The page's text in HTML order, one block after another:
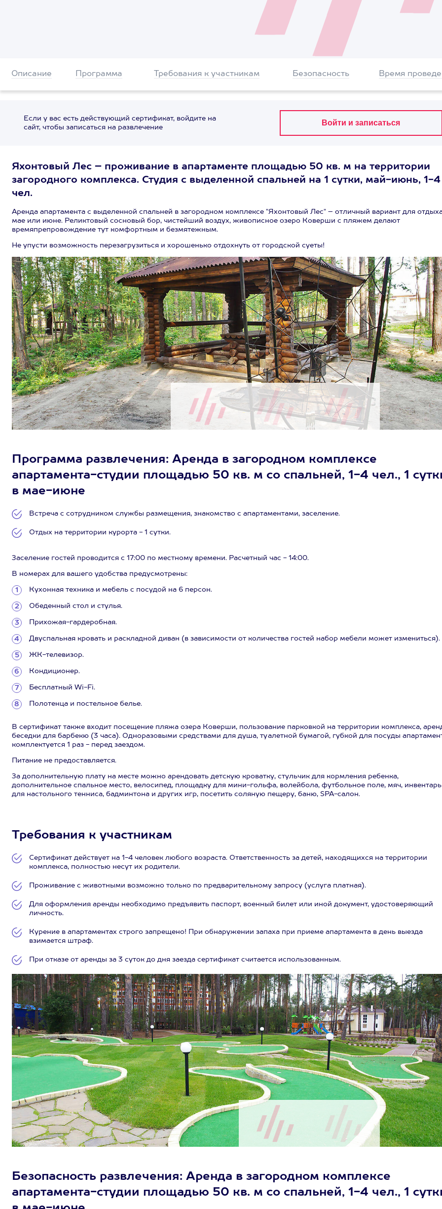
Описание Программа Требования к участникам Безопасность Время
Если у вас есть действующий сертификат, войдите на
сайт, чтобы записаться на развлечение
Яхонтовый Лес – проживание в апартаменте площадью 50 кв. м на территории
загородного комплекса. Студия с выделенной спальней на 1 сутки, май-июнь, 1-4
чел.
Аренда апартамента с выделенной спальней в загородном комплексе "Яхонтовый Лес" – отличный вариант для
мае или июне. Реликтовый сосновый бор, чистейший воздух, живописное озеро Коверши с пляжем делают
времяпрепровождение тут комфортным и безмятежным.
Не упусти возможность перезагрузиться и хорошенько отдохнуть от городской суеты!
Программа развлечения: Аренда в загородном комплексе
апартамента-студии площадью 50 кв. м со спальней, 1-4 чел., 1
в мае-июне
Встреча с сотрудником службы размещения, знакомство с апартаментами, заселение.
Отдых на территории курорта - 1 сутки.
Заселение гостей проводится с 17:00 по местному времени. Расчетный час - 14:00.
В номерах для вашего удобства предусмотрены:
Кухонная техника и мебель с посудой на 6 персон.
Обеденный стол и стулья.
Прихожая-гардеробная.
Двуспальная кровать и раскладной диван (в зависимости от количества гостей набор мебели может измениться).
ЖК-телевизор.
Кондиционер.
Бесплатный Wi-Fi.
Полотенца и постельное белье.
В сертификат также входит посещение пляжа озера Коверши, пользование парковкой на территории комплекса,
беседки для барбекю (3 часа). Одноразовыми средствами для душа, туалетной бумагой, губкой для посуды
комплектуется 1 раз - перед заездом.
Питание не предоставляется.
За дополнительную плату на месте можно арендовать детскую кроватку, стульчик для кормления ребенка,
дополнительное спальное место, велосипед, площадку для мини-гольфа, волейбола, футбольное поле, мяч, инвентарь
для настольного тенниса, бадминтона и других игр, посетить соляную пещеру, баню, SPA-салон.
Требования к участникам
Сертификат действует на 1-4 человек любого возраста. Ответственность за детей, находящихся на территории
комплекса, полностью несут их родители.
Проживание с животными возможно только по предварительному запросу (услуга платная).
Для оформления аренды необходимо предъявить паспорт, военный билет или иной документ, удостоверяющий
личность.
Курение в апартаментах строго запрещено! При обнаружении запаха при приеме апартамента в день выезда
взимается штраф.
При отказе от аренды за 3 суток до дня заезда сертификат считается использованным.
Безопасность развлечения: Аренда в загородном комплексе
апартамента-студии площадью 50 кв. м со спальней, 1-4 чел., 1